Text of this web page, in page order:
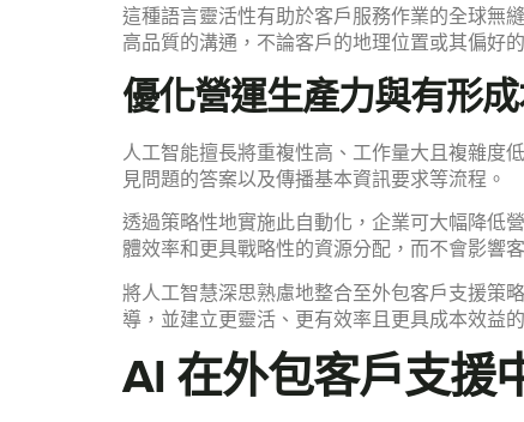
這種語言靈活性有助於客戶服務作業的全球無
高品質的溝通，不論客戶的地理位置或其偏好
優化營運生產力與有形
人工智能擅長將重複性高、工作量大且複雜度
見問題的答案以及傳播基本資訊要求等流程。
透過策略性地實施此自動化，企業可大幅降低
體效率和更具戰略性的資源分配，而不會影響
將人工智慧深思熟慮地整合至外包客戶支援策
導，並建立更靈活、更有效率且更具成本效益
AI 在外包客戶支援